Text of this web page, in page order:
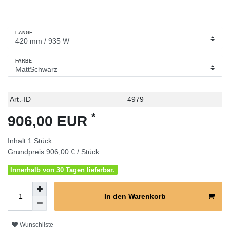
LÄNGE
FARBE
Technisches
Wert
Art.-ID 4979
906,00 EUR *
Inhalt 1 Stück
Grundpreis 906,00 € / Stück
Innerhalb von 30 Tagen lieferbar.
In den Warenkorb
Wunschliste